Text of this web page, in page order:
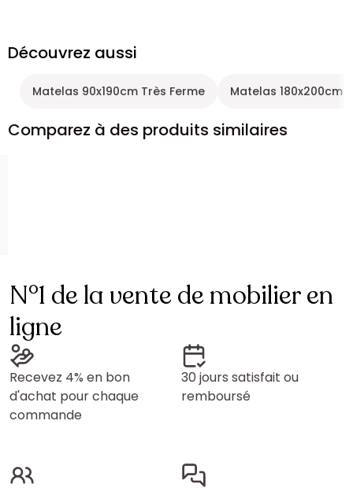
Découvrez aussi
Matelas 90x190cm Très Ferme Matelas 180x200cm
Comparez à des produits similaires
N°1 de la vente de mobilier en
ligne
Recevez 4% en bon
d'achat pour chaque
commande
30 jours satisfait ou
remboursé